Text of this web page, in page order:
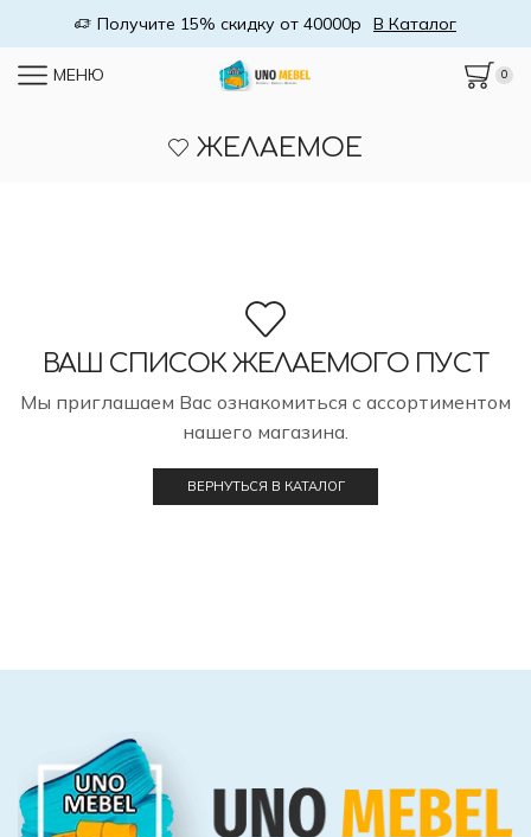
Получите 15% скидку от 40000р В Каталог
МЕНЮ 0
ЖЕЛАЕМОЕ
ВАШ СПИСОК ЖЕЛАЕМОГО ПУСТ
Мы приглашаем Вас ознакомиться с ассортиментом
нашего магазина.
ВЕРНУТЬСЯ В КАТАЛОГ